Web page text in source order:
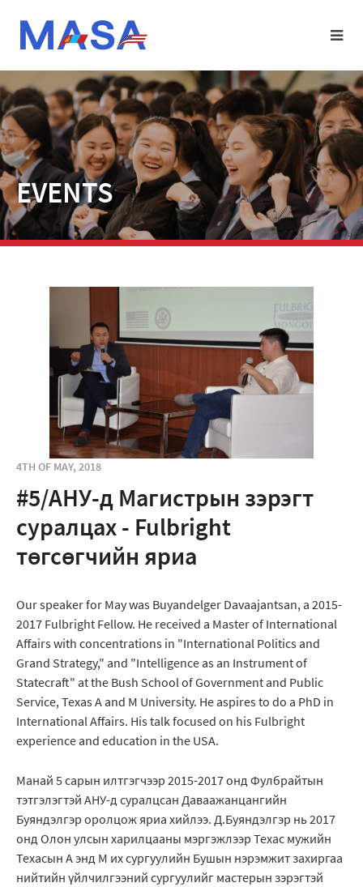
EVENTS
4TH OF MAY, 2018
#5/АНУ-д Магистрын зэрэгт
суралцах - Fulbright
төгсөгчийн яриа
Our speaker for May was Buyandelger Davaajantsan, a 2015-
2017 Fulbright Fellow. He received a Master of International
Affairs with concentrations in "International Politics and
Grand Strategy," and "Intelligence as an Instrument of
Statecraft" at the Bush School of Government and Public
Service, Texas A and M University. He aspires to do a PhD in
International Affairs. His talk focused on his Fulbright
experience and education in the USA.
Манай 5 сарын илтгэгчээр 2015-2017 онд Фулбрайтын
тэтгэлэгтэй АНУ-д суралцсан Даваажанцангийн
Буяндэлгэр оролцож яриа хийлээ. Д.Буяндэлгэр нь 2017
онд Олон улсын харилцааны мэргэжлээр Техас мужийн
Техасын А энд М их сургуулийн Бушын нэрэмжит захиргаа
нийтийн үйлчилгээний сургуулийг мастерын зэрэгтэй